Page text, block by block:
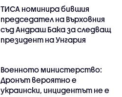
ТИСА номинира бившия
председател на Върховния
съд Андраш Бака за следващ
президент на Унгария
Военното министерство:
Дронът вероятно е
украински, инцидентът не е